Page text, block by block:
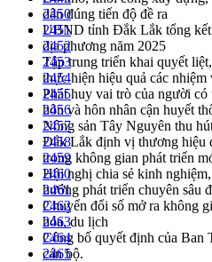
dân đúng tiến độ đề ra
UBND tỉnh Đắk Lắk tổng kết
địa phương năm 2025
Tập trung triển khai quyết
thực hiện hiệu quả các nhiệm
Phát huy vai trò của người
hôn và hôn nhân cận huyết
Nông sản Tây Nguyên thu
Đắk Lắk định vị thương hiệu
trong không gian phát triển
Hội nghị chia sẻ kinh
hướng phát triển chuyên sâu
Chuyển đổi số mở ra không
hóa, du lịch
Công bố quyết định của Ban
cán bộ.
2450
2451
2452
2453
2454
2455
2456
2457
2458
2459
2460
2461
2462
2463
2464
2465